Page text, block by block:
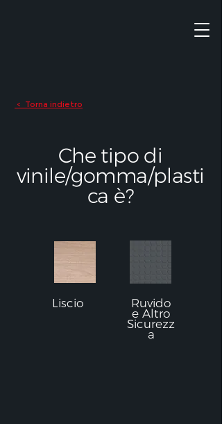
< Torna indietro
Che tipo di
vinile/gomma/plasti
ca è?
Liscio Ruvido
e Altro
Sicurezz
a